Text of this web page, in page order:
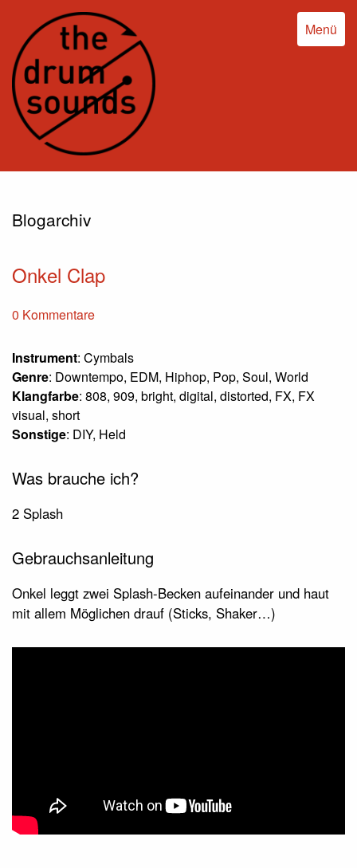
Menü
Blogarchiv
Onkel Clap
0 Kommentare
Instrument: Cymbals
Genre: Downtempo, EDM, Hiphop, Pop, Soul, World
Klangfarbe: 808, 909, bright, digital, distorted, FX, FX
visual, short
Sonstige: DIY, Held
Was brauche ich?
2 Splash
Gebrauchsanleitung
Onkel leggt zwei Splash-Becken aufeinander und haut
mit allem Möglichen drauf (Sticks, Shaker…)